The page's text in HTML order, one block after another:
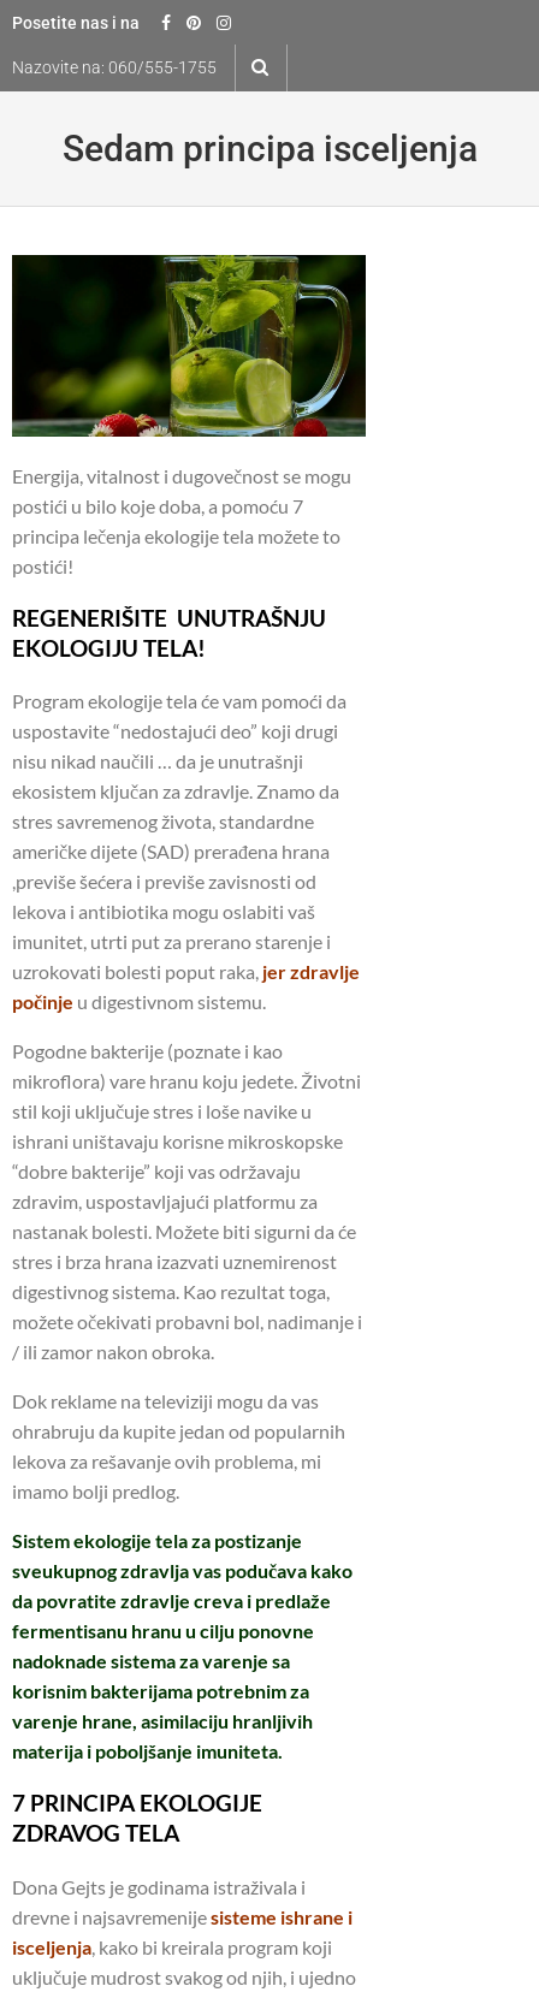
Skip
content
Posetite nas i na
Nazovite na: 060/555-1755
Sedam principa isceljenja
Energija, vitalnost i dugovečnost se mogu
postići u bilo koje doba, a pomoću 7
principa lečenja ekologije tela možete to
postići!
REGENERIŠITE UNUTRAŠNJU
EKOLOGIJU TELA!
Program ekologije tela će vam pomoći da
uspostavite “nedostajući deo” koji drugi
nisu nikad naučili … da je unutrašnji
ekosistem ključan za zdravlje. Znamo da
stres savremenog života, standardne
američke dijete (SAD) prerađena hrana
,previše šećera i previše zavisnosti od
lekova i antibiotika mogu oslabiti vaš
imunitet, utrti put za prerano starenje i
uzrokovati bolesti poput raka, jer zdravlje
počinje u digestivnom sistemu.
Pogodne bakterije (poznate i kao
mikroflora) vare hranu koju jedete. Životni
stil koji uključuje stres i loše navike u
ishrani uništavaju korisne mikroskopske
“dobre bakterije” koji vas održavaju
zdravim, uspostavljajući platformu za
nastanak bolesti. Možete biti sigurni da će
stres i brza hrana izazvati uznemirenost
digestivnog sistema. Kao rezultat toga,
možete očekivati ​​probavni bol, nadimanje i
/ ili zamor nakon obroka.
Dok reklame na televiziji mogu da vas
ohrabruju da kupite jedan od popularnih
lekova za rešavanje ovih problema, mi
imamo bolji predlog.
Sistem ekologije tela za postizanje
sveukupnog zdravlja vas podučava kako
da povratite zdravlje creva i predlaže
fermentisanu hranu u cilju ponovne
nadoknade sistema za varenje sa
korisnim bakterijama potrebnim za
varenje hrane, asimilaciju hranljivih
materija i poboljšanje imuniteta.
7 PRINCIPA EKOLOGIJE
ZDRAVOG TELA
Dona Gejts je godinama istraživala i
drevne i najsavremenijesisteme ishrane i
isceljenja , kako bi kreirala program koji
uključuje mudrost svakog od njih, i ujedno